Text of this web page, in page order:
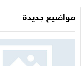
مواضيع جديدة